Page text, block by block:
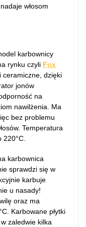
włosom
karbownicy
rynku czyli Fox
ceramiczne, dzięki
jonów
na
nawilżenia. Ma
bez problemu
Temperatura
karbownica
sprawdzi się w
karbuje
u nasady!
oraz ma
Karbowane płytki
zaledwie kilka